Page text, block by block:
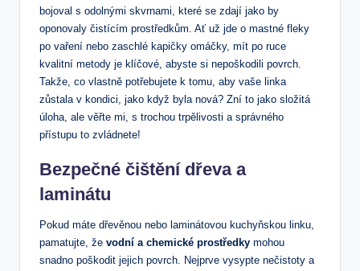
bojoval s odolnými skvrnami, které se zdají jako by
oponovaly čistícím prostředkům. Ať už jde o mastné fleky
po vaření nebo zaschlé kapičky omáčky, mít po ruce
kvalitní metody je klíčové, abyste si nepoškodili povrch.
Takže, co vlastně potřebujete k tomu, aby vaše linka
zůstala v kondici, jako když byla nová? Zní to jako složitá
úloha, ale věřte mi, s trochou trpělivosti a správného
přístupu to zvládnete!
Bezpečné čištění dřeva a
laminátu
Pokud máte dřevěnou nebo laminátovou kuchyňskou linku,
pamatujte, že vodní a chemické prostředky mohou
snadno poškodit jejich povrch. Nejprve vysypte nečistoty a